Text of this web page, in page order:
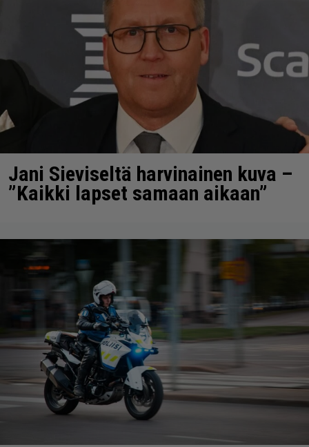
Jani Sieviseltä harvinainen kuva –
”Kaikki lapset samaan aikaan”